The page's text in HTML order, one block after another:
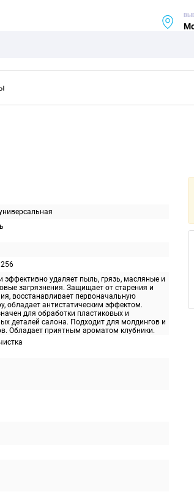
эффективно удаляет пыль, грязь, масляные и
загрязнения. Защищает от старения и
восстанавливает первоначальную
обладает антистатическим эффектом.
для обработки пластиковых и
деталей салона. Подходит для молдингов и
Обладает приятным ароматом клубники.